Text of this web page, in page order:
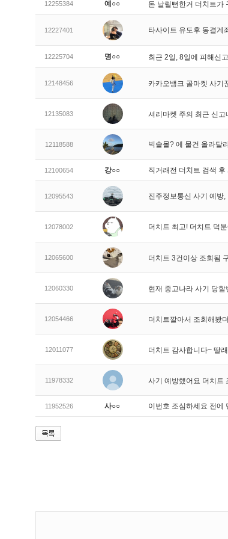
12255384 예○○ 돈 날릴뻔한거 더치트가
12227401 타사이트 유도후 동결계
12225704 명○○ 최근 2일, 8일에 피해신
12148456 카카오뱅크 골마켓 사기
12135083 셔리마켓 주의 최근 신
12118588 빅솔몰? 에 물건 올라달
12100654 강○○ 직거래전 더치트 검색 후
12095543 진주정보통신 사기 예방
12078002 더치트 최고! 더치트 덕
12065600 더치트 3건이상 조회됨
12060330 현재 중고나라 사기 당
12054466 더치트깔아서 조회해봤
12011077 더치트 감사합니다~ 딸
11978332 사기 예방했어요 더치트
11952526 사○○ 이번호 조심하세요 전에